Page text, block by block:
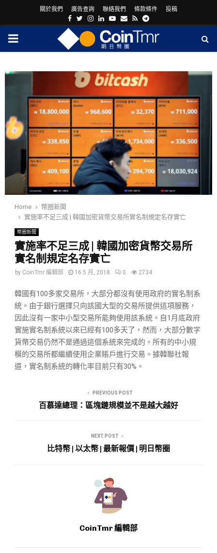
關於我們 廣告查詢 聯絡我們 條款條件 投稿
Facebook
Twitter
Instagram
LinkedinYoutube
Email
RssTelegram
PRIMARY
Home
幣圈新聞
實施率不足三成 | 韓國加密貨幣交易所實名制規定名存實亡
幣圈新聞
實施率不足三成 | 韓國加密貨幣交易所
實名制規定名存實亡
by CoinTmr 編輯部 16 5 月, 2018 0 2734
韓國有100多家交易所，大部分都沒有使用政府的實名制系
統。由于銀行選擇只向該國大型的交易所提供這項服務，
因此沒有一家中小型交易所能夠使用該系統。自1月底政府
實施實名制系統以來已經有100多天了，然而，大部分數字
貨幣交易仍然不是通過這個系統來完成的。所有的中小規
模的交易所都繼續使用企業賬戶進行交易。據韓聯社報
道，實名制系統的轉化率目前只有30%。
PREVIOUS POST
百慕達總理：區塊鏈規模並不是越大越好
NEXT POST
比特幣 | 以太幣 | 最新報價 | 明日幣圈
CoinTmr 編輯部